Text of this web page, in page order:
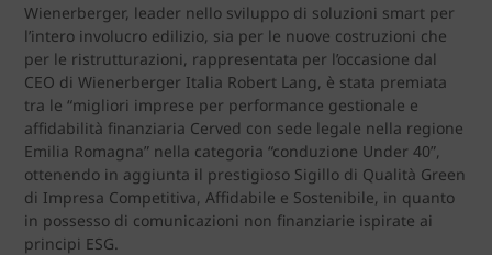
Wienerberger, leader nello sviluppo di soluzioni smart per
l’intero involucro edilizio, sia per le nuove costruzioni che
per le ristrutturazioni, rappresentata per l’occasione dal
CEO di Wienerberger Italia Robert Lang, è stata premiata
tra le “migliori imprese per performance gestionale e
affidabilità finanziaria Cerved con sede legale nella regione
Emilia Romagna” nella categoria “conduzione Under 40”,
ottenendo in aggiunta il prestigioso Sigillo di Qualità Green
di Impresa Competitiva, Affidabile e Sostenibile, in quanto
in possesso di comunicazioni non finanziarie ispirate ai
principi ESG.